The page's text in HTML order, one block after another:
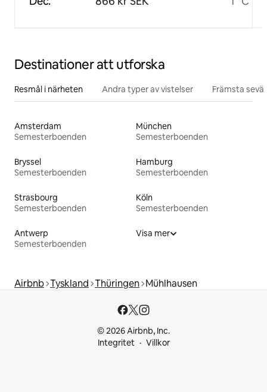
Destinationer att utforska
Resmål i närheten Andra typer av vistelser Främsta
Amsterdam
Semesterboenden
München
Semesterboenden
Bryssel
Semesterboenden
Hamburg
Semesterboenden
Strasbourg
Semesterboenden
Köln
Semesterboenden
Antwerp
Semesterboenden
Visa mer
Airbnb Tyskland Thüringen Mühlhausen
© 2026 Airbnb, Inc.
Integritet
Villkor